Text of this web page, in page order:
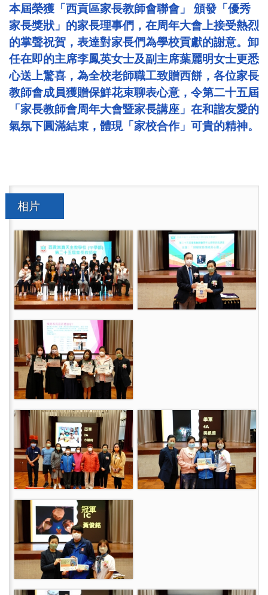
本屆榮獲「西貢區家長教師會聯會」 頒發「優秀
家長獎狀」的家長理事們，在周年大會上接受熱烈
的掌聲祝賀，表達對家長們為學校貢獻的謝意。卸
任在即的主席李鳳英女士及副主席葉麗明女士更悉
心送上驚喜，為全校老師職工致贈西餅，各位家長
教師會成員獲贈保鮮花束聊表心意，令第二十五屆
「家長教師會周年大會暨家長講座」在和諧友愛的
氣氛下圓滿結束，體現「家校合作」可貴的精神。
相片